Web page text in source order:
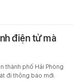
điện tử mà
thành phố Hải Phòng
đi thông báo mới.